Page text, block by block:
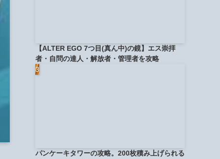
【ALTER EGO 7つ目(真ん中)の鏡】エス崇拝
者・自問の達人・解放者・管理者を攻略
パンケーキタワーの攻略。200枚積み上げられる